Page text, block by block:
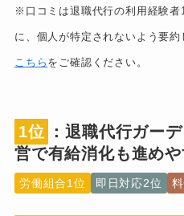
※口コミは退職代行の利用経験者
に、個人が特定されないよう要
こちら をご確認ください。
1位
：退職代行ガー
営で有給消化も進め
労働組合1位 即日対応2位